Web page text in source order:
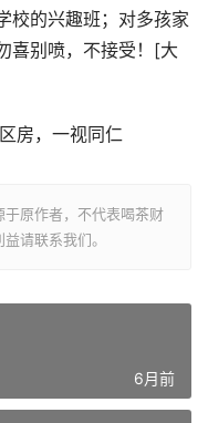
校的兴趣班；对多孩家
喜别喷，不接受！[大
房，一视同仁
原作者，不代表喝茶财
请联系我们。
6月前